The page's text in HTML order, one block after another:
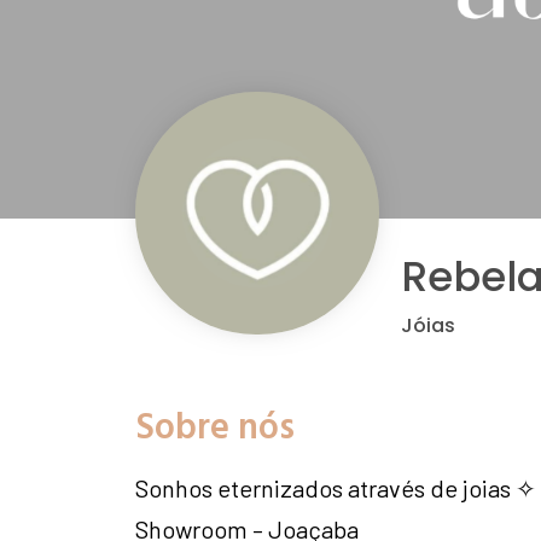
Jóias
Sobre nós
Sonhos eternizados através de joias ✧
Showroom – Joaçaba